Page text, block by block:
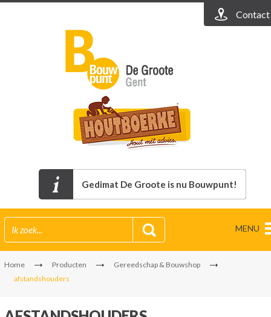
Contact
Gedimat De Groote is nu Bouwpunt!
MENU
Home Producten
Gereedschap & Bouwshop
afstandshouders